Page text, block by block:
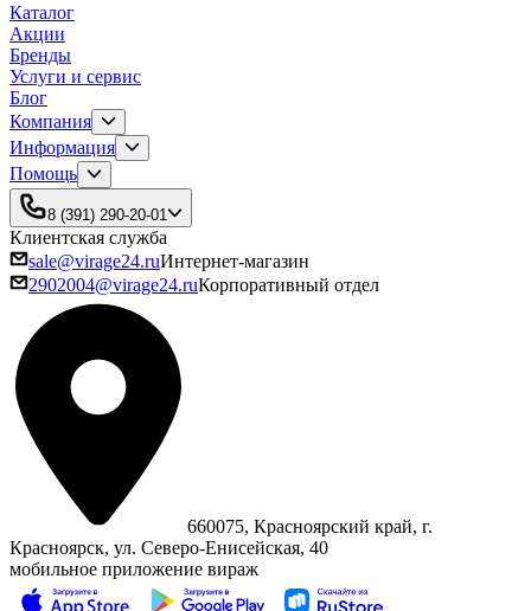
Каталог
Акции
Бренды
Услуги и сервис
Блог
Компания
Информация
Помощь
8 (391) 290-20-01
Клиентская служба
sale@virage24.ruИнтернет-магазин
2902004@virage24.ruКорпоративный отдел
660075, Красноярский край, г.
Красноярск, ул. Северо‑Енисейская, 40
мобильное приложение вираж